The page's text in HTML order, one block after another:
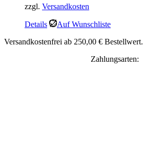
zzgl. Versandkosten
Details
Auf Wunschliste
Versandkostenfrei ab 250,00 € Bestellwert.
Zahlungsarten: